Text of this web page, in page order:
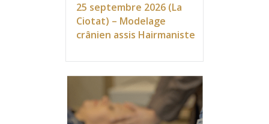
25 septembre 2026 (La
Ciotat) – Modelage
crânien assis Hairmaniste